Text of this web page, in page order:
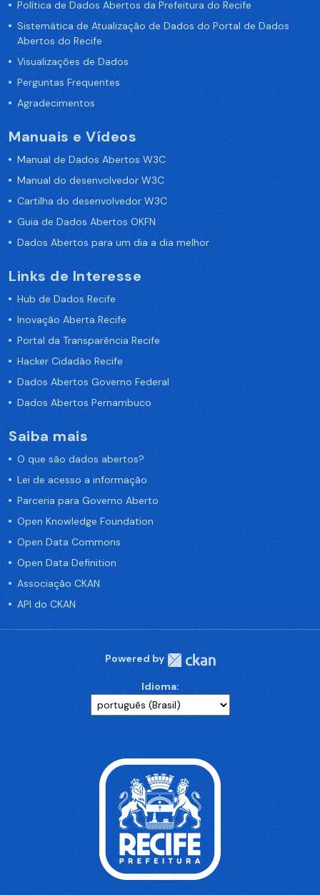
Política de Dados Abertos da Prefeitura do Recife
Sistemática de Atualização de Dados do Portal de Dados
Abertos do Recife
Visualizações de Dados
Perguntas Frequentes
Agradecimentos
Manuais e Vídeos
Manual de Dados Abertos W3C
Manual do desenvolvedor W3C
Cartilha do desenvolvedor W3C
Guia de Dados Abertos OKFN
Dados Abertos para um dia a dia melhor
Links de Interesse
Hub de Dados Recife
Inovação Aberta Recife
Portal da Transparência Recife
Hacker Cidadão Recife
Dados Abertos Governo Federal
Dados Abertos Pernambuco
Saiba mais
O que são dados abertos?
Lei de acesso a informação
Parceria para Governo Aberto
Open Knowledge Foundation
Open Data Commons
Open Data Definition
Associação CKAN
API do CKAN
Powered by
Idioma